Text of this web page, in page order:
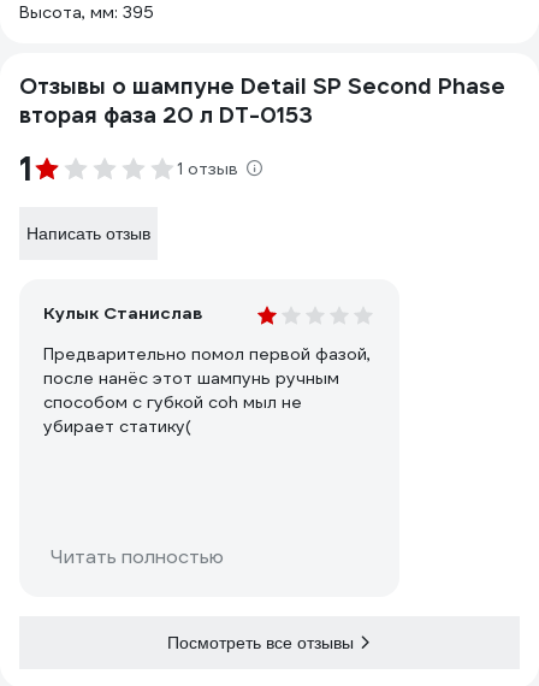
Высота, мм: 395
Отзывы о шампуне Detail SP Second Phase
вторая фаза 20 л DT-0153
1 1 отзыв
Написать отзыв
Кулык Станислав
Предварительно помол первой фазой,
после нанёс этот шампунь ручным
способом с губкой coh мыл не
убирает статику(
Читать полностью
Посмотреть все отзывы